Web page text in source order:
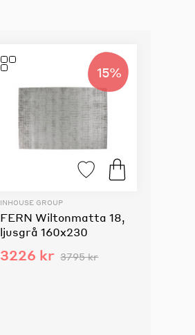
15%
INHOUSE GROUP
FERN Wiltonmatta 18,
ljusgrå 160x230
3226 kr 3795 kr